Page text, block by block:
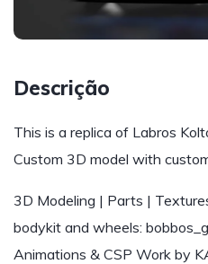
Descrição
This is a replica of Labros
Custom 3D model with
3D Modeling | Parts |
bodykit and wheels:
Animations & CSP Work by